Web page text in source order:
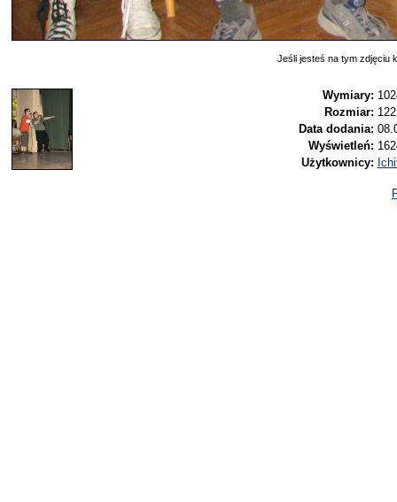
Jeśli jesteś na tym zdjęciu
Wymiary:
Rozmiar:
Data dodania:
Wyświetleń:
Użytkownicy: